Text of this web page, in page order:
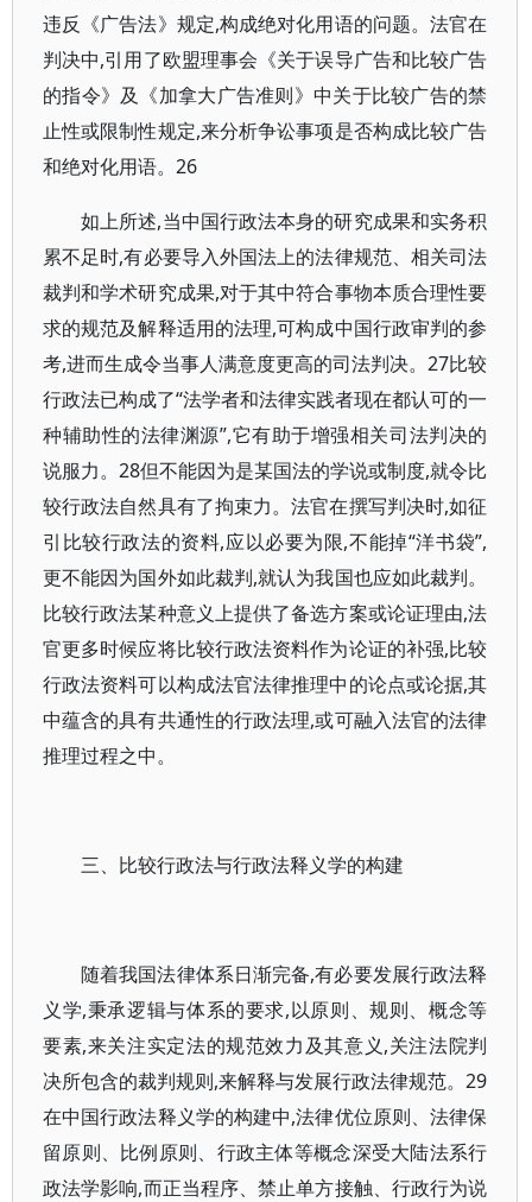
违反《广告法》规定,构成绝对化用语的问题。法官在
判决中,引用了欧盟理事会《关于误导广告和比较广告
的指令》及《加拿大广告准则》中关于比较广告的禁
止性或限制性规定,来分析争讼事项是否构成比较广告
和绝对化用语。26
如上所述,当中国行政法本身的研究成果和实务积
累不足时,有必要导入外国法上的法律规范、相关司法
裁判和学术研究成果,对于其中符合事物本质合理性要
求的规范及解释适用的法理,可构成中国行政审判的参
考,进而生成令当事人满意度更高的司法判决。27比较
行政法已构成了“法学者和法律实践者现在都认可的一
种辅助性的法律渊源”,它有助于增强相关司法判决的
说服力。28但不能因为是某国法的学说或制度,就令比
较行政法自然具有了拘束力。法官在撰写判决时,如征
引比较行政法的资料,应以必要为限,不能掉“洋书袋”,
更不能因为国外如此裁判,就认为我国也应如此裁判。
比较行政法某种意义上提供了备选方案或论证理由,法
官更多时候应将比较行政法资料作为论证的补强,比较
行政法资料可以构成法官法律推理中的论点或论据,其
中蕴含的具有共通性的行政法理,或可融入法官的法律
推理过程之中。
三、比较行政法与行政法释义学的构建
随着我国法律体系日渐完备,有必要发展行政法释
义学,秉承逻辑与体系的要求,以原则、规则、概念等
要素,来关注实定法的规范效力及其意义,关注法院判
决所包含的裁判规则,来解释与发展行政法律规范。29
在中国行政法释义学的构建中,法律优位原则、法律保
留原则、比例原则、行政主体等概念深受大陆法系行
政法学影响,而正当程序、禁止单方接触、行政行为说